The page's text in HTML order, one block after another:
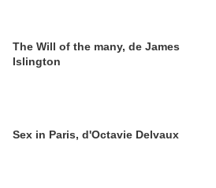
The Will of the many, de James
Islington
Sex in Paris, d'Octavie Delvaux